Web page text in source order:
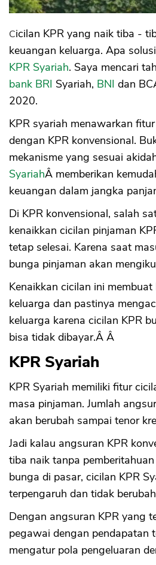
Cicilan KPR yang naik tiba - tiba pasti menyulitkan
keuangan keluarga. Apa
KPR Syariah. Saya mencari
bank BRI Syariah, BNI dan
2020.
KPR syariah menawarkan
dengan KPR konvensional.
mekanisme yang sesuai
SyariahÂ memberikan
keuangan dalam jangka
Di KPR konvensional, salah
kenaikkan cicilan pinjaman
tetap selesai. Karena saat
bunga pinjaman akan
Kenaikkan cicilan ini
keluarga dan pastinya
keluarga karena cicilan KPR
bisa tidak dibayar.Â Â
KPR Syariah
KPR Syariah memiliki fitur
masa pinjaman. Jumlah
akan berubah sampai tenor
Jadi kalau angsuran KPR
tiba naik tanpa
bunga di pasar, cicilan KPR
terpengaruh dan tidak
Dengan angsuran KPR yang
pegawai dengan pendapatan
mengatur pola pengeluaran